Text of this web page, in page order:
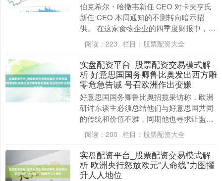
伯克希尔・哈撒韦新任 CEO 对卡夫亨氏
新任 CEO 本周通知的不测转向暗示招
供。 在这家食物企业的四季度财报中，史
蒂夫・卡希莱恩暗示，自他上任五周以来
已意识到....
阅读： 223 栏目： 股票配资大全
实盘配资平台_股票配资交易模式解
析 好意思国国务卿鲁比奥发出西方雕
零危急告诫 号召欧洲作出变嫌
好意思国国务卿鲁比奥招揽采访称，欧洲
研讨东谈主必须总结他们与好意思国共同
的传统和价值不雅，同期他也寻求让盟友
们坚信华盛顿对欧洲大陆的得意。 “咱们
但愿欧洲繁茂，....
阅读： 200 栏目： 股票配资大全
实盘配资平台_股票配资交易模式解
析 欧洲央行怒放欧元“人命线”力图擢
升人人地位